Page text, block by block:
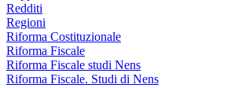
Redditi
Regioni
Riforma Costituzionale
Riforma Fiscale
Riforma Fiscale studi Nens
Riforma Fiscale. Studi di Nens